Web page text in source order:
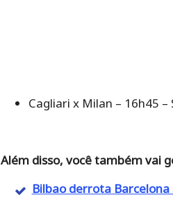
Cagliari x Milan – 16h45 –
Além disso, você também vai
Bilbao derrota